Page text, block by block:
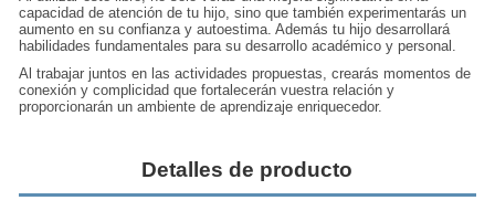
capacidad de atención de tu hijo, sino que también experimentarás un
aumento en su confianza y autoestima. Además tu hijo desarrollará
habilidades fundamentales para su desarrollo académico y personal.
Al trabajar juntos en las actividades propuestas, crearás momentos de
conexión y complicidad que fortalecerán vuestra relación y
proporcionarán un ambiente de aprendizaje enriquecedor.
Detalles de producto